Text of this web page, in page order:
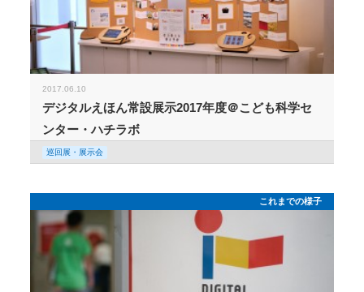
2017.06.10
デジタルえほん常設展示2017年度＠こども科学セ
ンター・ハチラボ
巡回展・展示会
これまでの様子